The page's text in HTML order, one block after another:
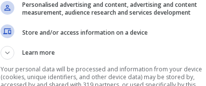
Personalised advertising and content, advertising and content
measurement, audience research and services development
Store and/or access information on a device
Learn more
Your personal data will be processed and information from your device
(cookies, unique identifiers, and other device data) may be stored by,